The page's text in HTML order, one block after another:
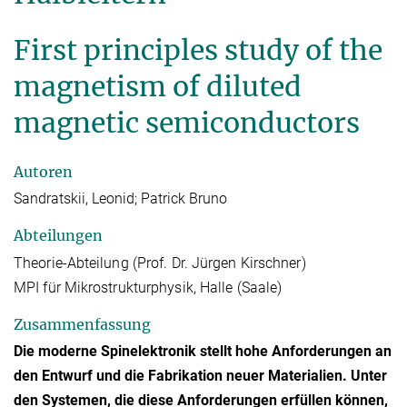
First principles study of the
magnetism of diluted
magnetic semiconductors
Autoren
Sandratskii, Leonid; Patrick Bruno
Abteilungen
Theorie-Abteilung (Prof. Dr. Jürgen Kirschner)
MPI für Mikrostrukturphysik, Halle (Saale)
Zusammenfassung
Die moderne Spinelektronik stellt hohe Anforderungen an
den Entwurf und die Fabrikation neuer Materialien. Unter
den Systemen, die diese Anforderungen erfüllen können,